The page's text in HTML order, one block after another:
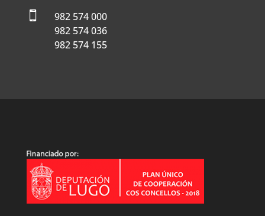
 982574 000
982 574036
982 574155